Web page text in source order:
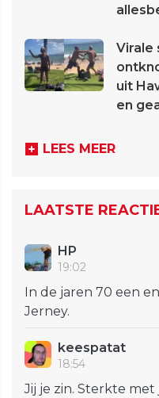
Virale
uit
en
LEES MEER
LAATSTE
HP
19:02
In de jaren 70 een
Jerney.
keespatat
18:54
Jij je zin. Sterkte met